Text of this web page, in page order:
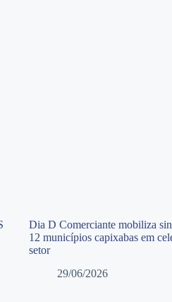
Dia D Comerciante mobiliza
12 municípios capixabas em
setor
29/06/2026